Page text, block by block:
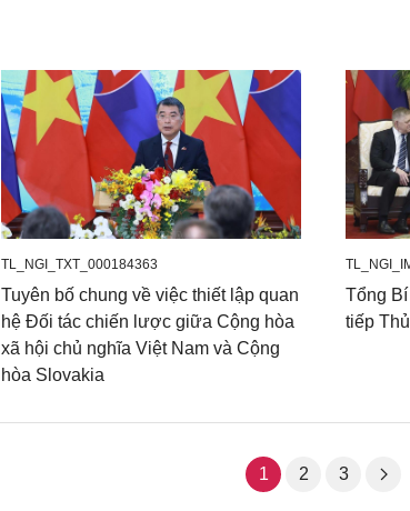
TL_NGI_TXT_000184363
Tuyên bố chung về việc thiết lập quan
hệ Đối tác chiến lược giữa Cộng hòa
xã hội chủ nghĩa Việt Nam và Cộng
hòa Slovakia
Tổng
tiếp
1 2 3